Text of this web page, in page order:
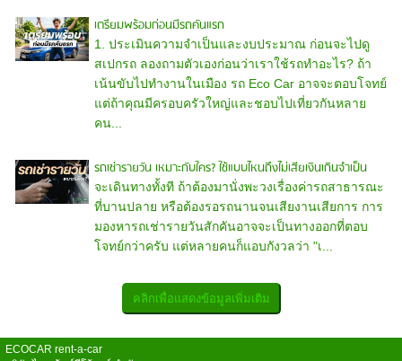
เตรียมพร้อมก่อนมีรถคันแรก
1. ประเมินความจำเป็นและงบประมาณ ก่อนจะไปดู
สเปกรถ ลองถามตัวเองก่อนว่าเราใช้รถทำอะไร? ถ้า
เน้นขับไปทำงานในเมือง รถ Eco Car อาจจะตอบโจทย์
แต่ถ้าคุณมีครอบครัวใหญ่และชอบไปเที่ยวกันหลาย
คน...
รถเช่ารายวัน เหมาะกับใคร? ใช้แบบไหนถึงไม่เสียเงินเกินจำเป็น
จะเดินทางทั้งที ถ้าต้องมานั่งพะวงเรื่องค่ารถสาธารณะ
ที่บานปลาย หรือต้องรอรถนานจนเสียงานเสียการ การ
มองหารถเช่ารายวันสักคันอาจจะเป็นทางออกที่ตอบ
โจทย์กว่าครับ แต่หลายคนก็แอบกังวลว่า "เ...
ECOCAR rent-a-car